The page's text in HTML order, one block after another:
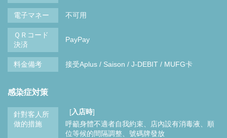
電子マネー 不可用
ＱＲコード
決済
PayPay
料金備考 接受Aplus / Saison / J-DEBIT / MUFG卡
感染症対策
針對客人所
做的措施
[入店時]
呼籲身體不適者自我約束
店內設有消毒液
順
位等候的間隔調整、號碼牌發放